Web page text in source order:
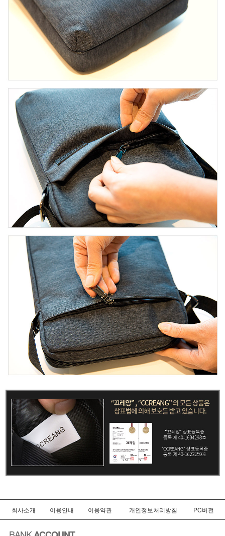
회사소개 이용안내 이용약관 개인정보처리방침 PC버전